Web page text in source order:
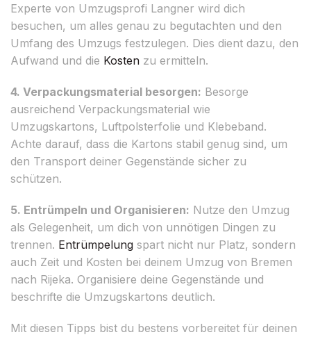
Experte von Umzugsprofi Langner wird dich
besuchen, um alles genau zu begutachten und den
Umfang des Umzugs festzulegen. Dies dient dazu, den
Aufwand und die Kosten zu ermitteln.
4. Verpackungsmaterial besorgen: Besorge
ausreichend Verpackungsmaterial wie
Umzugskartons, Luftpolsterfolie und Klebeband.
Achte darauf, dass die Kartons stabil genug sind, um
den Transport deiner Gegenstände sicher zu
schützen.
5. Entrümpeln und Organisieren: Nutze den Umzug
als Gelegenheit, um dich von unnötigen Dingen zu
trennen. Entrümpelung spart nicht nur Platz, sondern
auch Zeit und Kosten bei deinem Umzug von Bremen
nach Rijeka. Organisiere deine Gegenstände und
beschrifte die Umzugskartons deutlich.
Mit diesen Tipps bist du bestens vorbereitet für deinen